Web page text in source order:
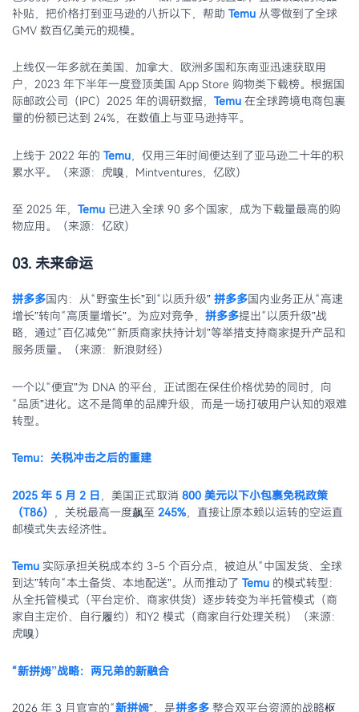
补贴，把价格打到亚马逊的八折以下，帮助 Temu 从零做到了全球
GMV 数百亿美元的规模。
上线仅一年多就在美国、加拿大、欧洲多国和东南亚迅速获取用
户，2023 年下半年一度登顶美国 App Store 购物类下载榜。根据国
际邮政公司（IPC）2025 年的调研数据， Temu 在全球跨境电商包裹
量的份额已达到 24%，在数值上与亚马逊持平。
上线于 2022 年的 Temu ，仅用三年时间便达到了亚马逊二十年的积
累水平。（来源：虎嗅，Mintventures，亿欧）
至 2025 年， Temu 已进入全球 90 多个国家，成为下载量最高的购
物应用。（来源：亿欧）
03. 未来命运
拼多多国内：从“野蛮生长”到“以质升级” 拼多多国内业务正从“高速
增长”转向“高质量增长”。为应对竞争， 拼多多提出“以质升级”战
略，通过“百亿减免”“新质商家扶持计划”等举措支持商家提升产品和
服务质量。（来源：新浪财经）
一个以“便宜”为 DNA 的平台，正试图在保住价格优势的同时，向
“品质”进化。这不是简单的品牌升级，而是一场打破用户认知的艰难
转型。
Temu：关税冲击之后的重建
2025 年 5 月 2 日 ，美国正式取消 800 美元以下小包裹免税政策
（T86）
，关税最高一度飙至 245% ，直接让原本赖以运转的空运直
邮模式失去经济性。
Temu 实际承担关税成本约 3-5 个百分点，被迫从“中国发货、全球
到达”转向“本土备货、本地配送”。从而推动了 Temu 的模式转型：
从全托管模式（平台定价、商家供货）逐步转变为半托管模式（商
家自主定价、自行履约）和Y2 模式（商家自行处理关税）（来源：
虎嗅）
“新拼姆”战略：两兄弟的新融合
2026 年 3 月官宣的“新拼姆”，是拼多多 整合双平台资源的战略枢